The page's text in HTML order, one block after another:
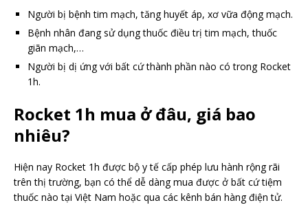
Người bị bệnh tim mạch, tăng huyết áp, xơ vữa động mạch.
Bệnh nhân đang sử dụng thuốc điều trị tim mạch, thuốc
giãn mạch,…
Người bị dị ứng với bất cứ thành phần nào có trong Rocket
1h.
Rocket 1h mua ở đâu, giá bao
nhiêu?
Hiện nay Rocket 1h được bộ y tế cấp phép lưu hành rộng rãi
trên thị trường, bạn có thể dễ dàng mua được ở bất cứ tiệm
thuốc nào tại Việt Nam hoặc qua các kênh bán hàng điện tử.